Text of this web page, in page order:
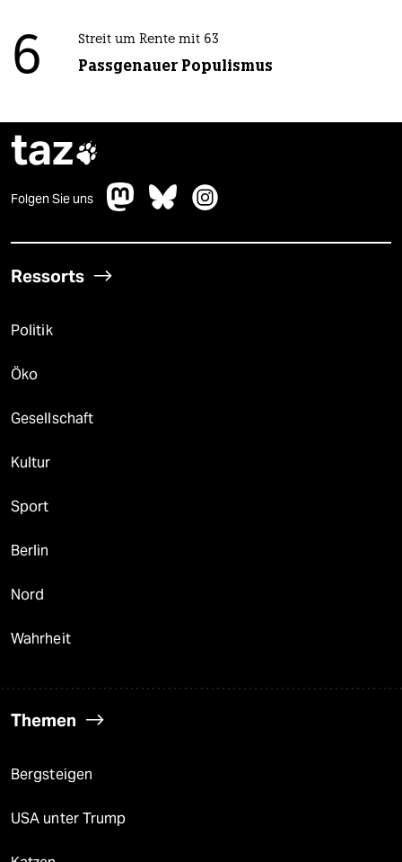
6 Streit um Rente mit 63
Passgenauer Populismus
taz
Folgen Sie uns
Ressorts
Politik
Öko
Gesellschaft
Kultur
Sport
Berlin
Nord
Wahrheit
Themen
Bergsteigen
USA unter Trump